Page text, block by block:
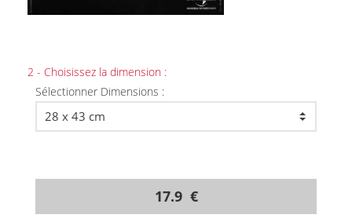
2 - Choisissez la dimension :
Sélectionner Dimensions :
17.9 €